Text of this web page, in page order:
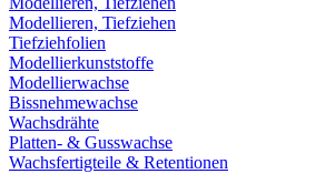
Modellieren, Tiefziehen
Tiefziehfolien
Modellierkunststoffe
Modellierwachse
Bissnehmewachse
Wachsdrähte
Platten- & Gusswachse
Wachsfertigteile & Retentionen